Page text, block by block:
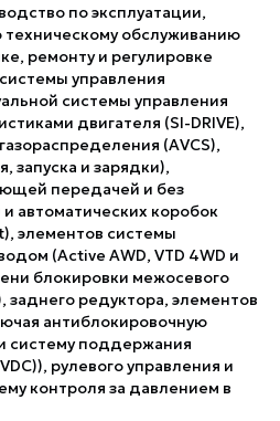
по эксплуатации,
обслуживанию
ремонту и регулировке
управления
системы управления
двигателя (SI-DRIVE),
(AVCS),
запуска и зарядки),
передачей и без
автоматических коробок
элементов системы
(Active АWD, VTD 4WD и
блокировки межосевого
редуктора, элементов
антиблокировочную
систему поддержания
рулевого управления и
контроля за давлением в